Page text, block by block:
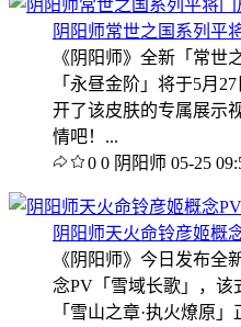
阴阳师常世之国系列平
《阴阳师》全新「常世
「永昼金阶」将于5月
开了该皮肤的专属展示
情吧！...
0 0 阴阳师 05-25
阴阳师天火命铃彦姬概
《阴阳师》今日发布全
念PV「雪域长歌」，该
「雪山之章·执火燎原